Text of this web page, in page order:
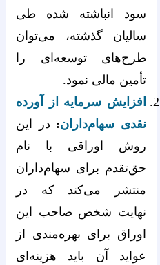
سود انباشته شده طی
سالیان گذشته، می‌‌‌‌‌‌‌‌‌‌‌‌‌‌‌‌‌‌‌‌‌‌‌‌‌‌‌‌‌‌‌‌‌‌‌‌‌‌‌‌‌‌‌‌‌‌‌‌‌‌‌‌‌‌‌‌‌‌‌‌‌‌‌‌توان
طرح‌‌‌‌‌‌‌‌‌‌‌‌‌‌‌‌‌‌‌‌‌‌‌‌‌‌‌‌‌‌‌‌‌‌‌‌‌‌‌‌‌‌‌‌‌‌‌‌‌‌‌‌‌‌‌‌‌‌‌‌‌‌‌‌های توسعه‌‌‌‌‌‌‌‌‌‌‌‌‌‌‌‌‌‌‌‌‌‌‌‌‌‌‌‌‌‌‌‌‌‌‌‌‌‌‌‌‌‌‌‌‌‌‌‌‌‌‌‌‌‌‌‌‌‌‌‌‌‌‌‌ای را
تأمین مالی نمود.
افزایش سرمایه از آورده
نقدی سهام‌داران: در این
روش اوراقی با نام
حق‌تقدم برای سهام‌داران
منتشر می‌کند که در
نهایت شخص صاحب این
اوراق برای بهره‌مندی از
عواید آن باید هزینه‌ای